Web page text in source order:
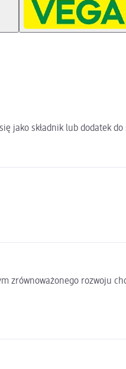
jako składnik lub dodatek do
rozwoju